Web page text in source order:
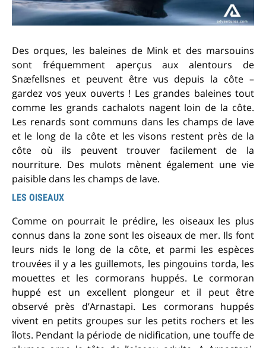
Des orques, les baleines de Mink et des marsouins
sont fréquemment aperçus aux alentours de
Snæfellsnes et peuvent être vus depuis la côte –
gardez vos yeux ouverts ! Les grandes baleines tout
comme les grands cachalots nagent loin de la côte.
Les renards sont communs dans les champs de lave
et le long de la côte et les visons restent près de la
côte où ils peuvent trouver facilement de la
nourriture. Des mulots mènent également une vie
paisible dans les champs de lave.
LES OISEAUX
Comme on pourrait le prédire, les oiseaux les plus
connus dans la zone sont les oiseaux de mer. Ils font
leurs nids le long de la côte, et parmi les espèces
trouvées il y a les guillemots, les pingouins torda, les
mouettes et les cormorans huppés. Le cormoran
huppé est un excellent plongeur et il peut être
observé près d’Arnastapi. Les cormorans huppés
vivent en petits groupes sur les petits rochers et les
îlots. Pendant la période de nidification, une touffe de